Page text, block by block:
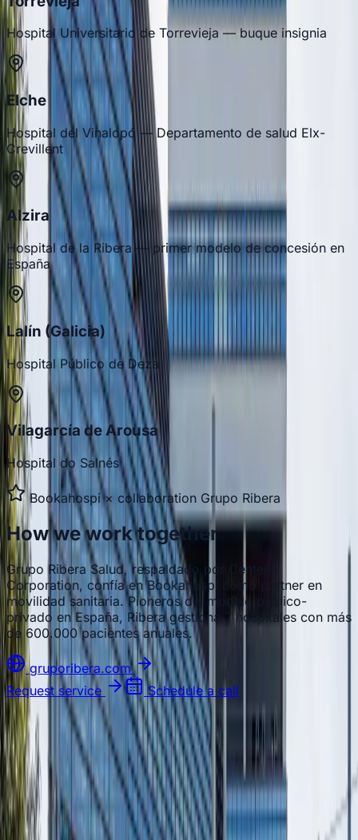
Hospital Universitario de Torrevieja — buque insignia
Elche
Hospital del Vinalopó — Departamento de salud Elx-
Crevillent
Alzira
Hospital de la Ribera — primer modelo de concesión en
España
Lalín (Galicia)
Hospital Público de Deza
Vilagarcía de Arousa
Hospital do Salnés
Bookahospi × collaboration Grupo Ribera
How we work together
Grupo Ribera Salud, respaldado por Centene
Corporation, confía en Bookahospi como partner en
movilidad sanitaria. Pioneros del modelo público-
privado en España, Ribera gestiona 7 hospitales con más
de 600.000 pacientes anuales.
gruporibera.com
Request service
Schedule a call
94% success rate 90.000+ professionals
7+
countries